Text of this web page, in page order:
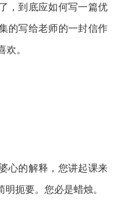
，到底应如何写一篇优
的写给老师的一封信作
欢。
心的解释，您讲起课来
扼要。您必是蜡烛。